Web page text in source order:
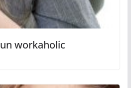
workaholic